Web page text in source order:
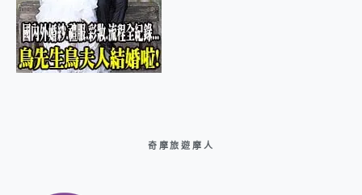
奇摩旅遊摩人